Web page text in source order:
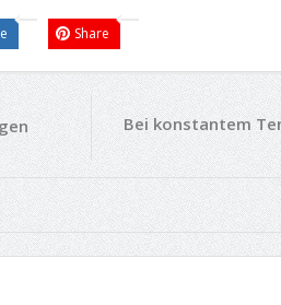
Share
Bei kon­stantem